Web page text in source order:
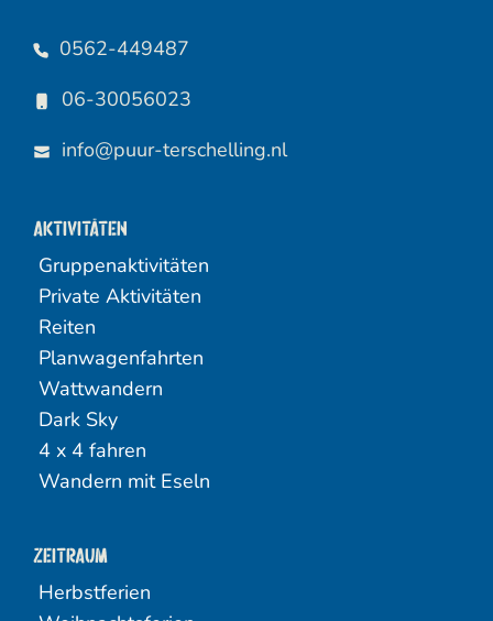
0562-449487
06-30056023
info@puur-terschelling.nl
Aktivitäten
Gruppenaktivitäten
Private Aktivitäten
Reiten
Planwagenfahrten
Wattwandern
Dark Sky
4 x 4 fahren
Wandern mit Eseln
Zeitraum
Herbstferien